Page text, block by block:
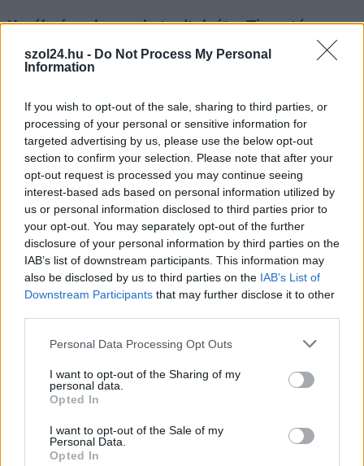
szol24.hu - Do Not Process My Personal
Information
If you wish to opt-out of the sale, sharing to third parties, or
processing of your personal or sensitive information for
targeted advertising by us, please use the below opt-out
section to confirm your selection. Please note that after your
opt-out request is processed you may continue seeing
interest-based ads based on personal information utilized by
us or personal information disclosed to third parties prior to
your opt-out. You may separately opt-out of the further
disclosure of your personal information by third parties on the
IAB’s list of downstream participants. This information may
also be disclosed by us to third parties on the IAB’s List of
Downstream Participants that may further disclose it to other
Please note that this website/app uses one or more Google
not limited to your visit or usage behaviour. You may click to
grant or deny consent to Google and its third-party tags to
use your data for below specified purposes in below Google
consent section.
Personal Data Processing Opt Outs
I want to opt-out of the Sharing of my
personal data.
Opted In
I want to opt-out of the Sale of my
Personal Data.
Opted In
Kerékpáros kompokat adtak át a Tisza-tó
2024.04.23.
adtak át Magyarország
második legnagyobb
tava, a Tisza-tó melletti
Tiszaderzsen. Petényi
Mirkó, az Aktív- és
Ökoturisztikai
Fejlesztési Központ
(AÖFK) ügyvezető igazgatója szerint az első egy-két év igazolni
fogja, hogy szükség van a kompokra, sőt nagyobb kapacitásra
is igény lesz és bővülhet a flotta.
JNSZ megyei hírek kerékpáros komp komp
Láncfűrésszel vágta meg édesanyja kezét a vita
hevében a tiszederzsi férfi
2023.12.01.